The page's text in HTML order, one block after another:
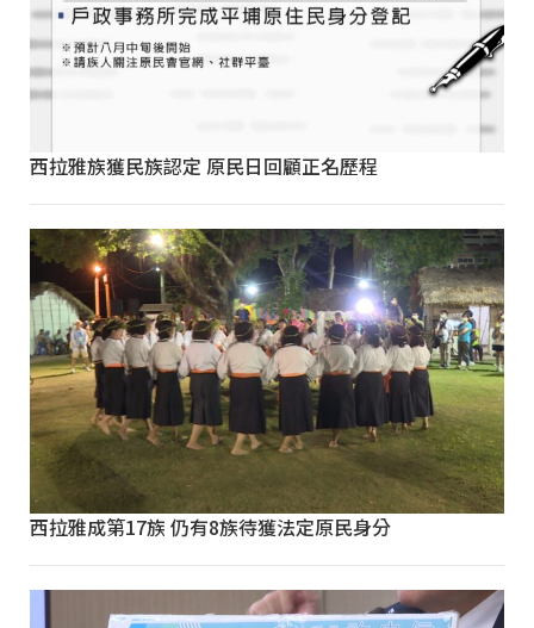
西拉雅族獲民族認定 原民日回顧正名歷程
西拉雅成第17族 仍有8族待獲法定原民身分